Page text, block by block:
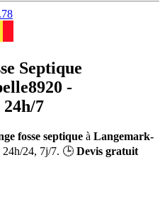
Septique
-
7
fosse septique à Langemark-
24h/24, 7j/7. 🕒 Devis gratuit